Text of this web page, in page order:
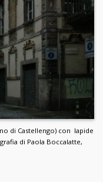
di Castellengo) con lapide
di Paola Boccalatte,